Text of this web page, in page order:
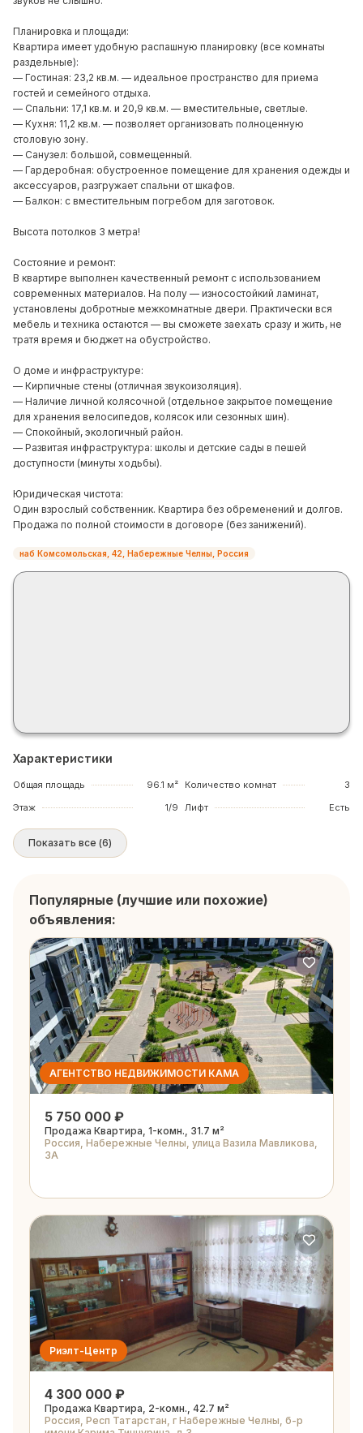
Планировка и площади:
Квартира имеет удобную распашную планировку (все комнаты
раздельные):
— Гостиная: 23,2 кв.м. — идеальное пространство для приема
гостей и семейного отдыха.
— Спальни: 17,1 кв.м. и 20,9 кв.м. — вместительные, светлые.
— Кухня: 11,2 кв.м. — позволяет организовать полноценную
столовую зону.
— Санузел: большой, совмещенный.
— Гардеробная: обустроенное помещение для хранения одежды и
аксессуаров, разгружает спальни от шкафов.
— Балкон: с вместительным погребом для заготовок.
Высота потолков 3 метра!
Состояние и ремонт:
В квартире выполнен качественный ремонт с использованием
современных материалов. На полу — износостойкий ламинат,
установлены добротные межкомнатные двери. Практически вся
мебель и техника остаются — вы сможете заехать сразу и жить, не
тратя время и бюджет на обустройство.
О доме и инфраструктуре:
— Кирпичные стены (отличная звукоизоляция).
— Наличие личной колясочной (отдельное закрытое помещение
для хранения велосипедов, колясок или сезонных шин).
— Спокойный, экологичный район.
— Развитая инфраструктура: школы и детские сады в пешей
доступности (минуты ходьбы).
Юридическая чистота:
Один взрослый собственник. Квартира без обременений и долгов.
Продажа по полной стоимости в договоре (без занижений).
наб Комсомольская, 42, Набережные Челны, Россия
Характеристики
Общая площадь
96.1 м²
Этаж
1/9
Количество комнат
3
Лифт
Есть
Показать все (6)
Популярные (лучшие или похожие)
объявления:
АГЕНТСТВО НЕДВИЖИМОСТИ КАМА
5 750 000 ₽
Продажа Квартира, 1-комн., 31.7 м²
Россия, Набережные Челны, улица Вазила Мавликова,
3А
Риэлт-Центр
4 300 000 ₽
Продажа Квартира, 2-комн., 42.7 м²
Россия, Респ Татарстан, г Набережные Челны, б-р